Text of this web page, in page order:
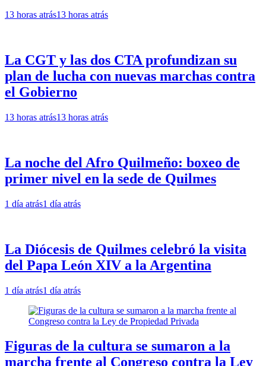
13 horas atrás13 horas atrás
La CGT y las dos CTA profundizan su
plan de lucha con nuevas marchas contra
el Gobierno
13 horas atrás13 horas atrás
La noche del Afro Quilmeño: boxeo de
primer nivel en la sede de Quilmes
1 día atrás1 día atrás
La Diócesis de Quilmes celebró la visita
del Papa León XIV a la Argentina
1 día atrás1 día atrás
Figuras de la cultura se sumaron a la
marcha frente al Congreso contra la Ley